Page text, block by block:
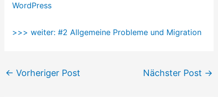
WordPress
>>> weiter: #2 Allgemeine Probleme und Migration
← Vorheriger Post Nächster Post →